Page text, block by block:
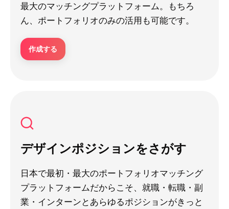
最大のマッチングプラットフォーム。もちろ
ん、ポートフォリオのみの活用も可能です。
作成する
デザインポジションをさがす
日本で最初・最大のポートフォリオマッチング
プラットフォームだからこそ、就職・転職・副
業・インターンとあらゆるポジションがきっと